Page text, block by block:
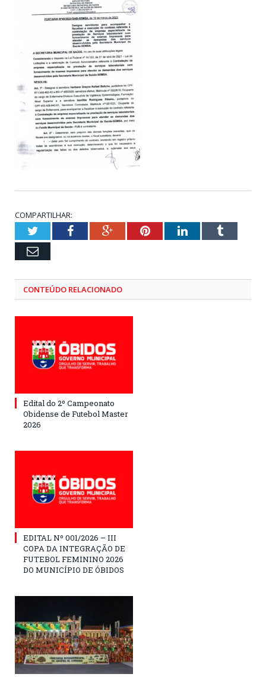
COMPARTILHAR:
TwitterFacebookGoogle+PinterestLinkedInTumblr
Email
CONTEÚDO RELACIONADO
Edital do 2º Campeonato
Obidense de Futebol Master
2026
EDITAL Nº 001/2026 – III
COPA DA INTEGRAÇÃO DE
FUTEBOL FEMININO 2026
DO MUNICÍPIO DE ÓBIDOS